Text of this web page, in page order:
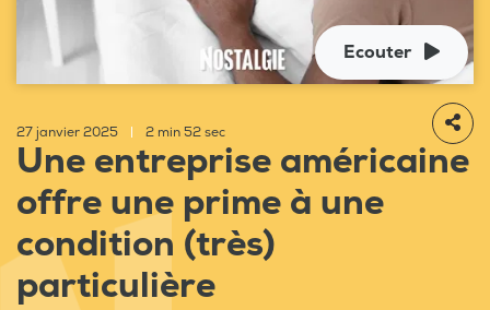
Ecouter
27 janvier 2025 2 min 52 sec
Une entreprise américaine
offre une prime à une
condition (très)
particulière